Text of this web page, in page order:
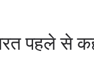
पहले से